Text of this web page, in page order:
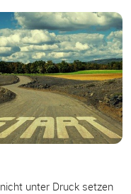
unter Druck setzen